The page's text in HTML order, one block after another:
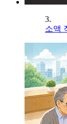
3.
소액